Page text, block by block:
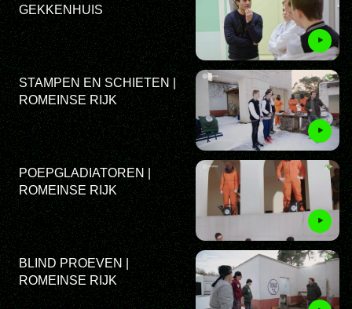
GEKKENHUIS
STAMPEN EN SCHIETEN |
ROMEINSE RIJK
POEPGLADIATOREN |
ROMEINSE RIJK
BLIND PROEVEN |
ROMEINSE RIJK